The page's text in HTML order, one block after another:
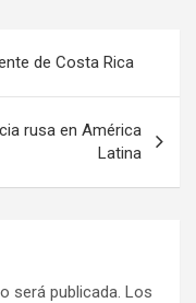
de Costa Rica
rusa en América
Latina
será publicada. Los